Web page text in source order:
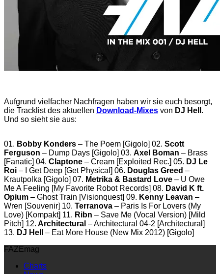
Aufgrund vielfacher Nachfragen haben wir sie euch besorgt,
die Tracklist des aktuellen Download-Mixes von DJ Hell .
Und so sieht sie aus:
01. Bobby Konders – The Poem [Gigolo] 02. Scott
Ferguson – Dump Days [Gigolo] 03. Axel Boman – Brass
[Fanatic] 04. Claptone – Cream [Exploited Rec.] 05. DJ Le
Roi – I Get Deep [Get Physical] 06. Douglas Greed –
Krautpolka [Gigolo] 07. Metrika & Bastard Love – U Owe
Me A Feeling [My Favorite Robot Records] 08. David K ft.
Opium – Ghost Train [Visionquest] 09. Kenny Leavan –
Wren [Souvenir] 10. Terranova – Paris Is For Lovers (My
Love) [Kompakt] 11. Ribn – Save Me (Vocal Version) [Mild
Pitch] 12. Architectural – Architectural 04-2 [Architectural]
13. DJ Hell
– Eat More House (New Mix 2012) [Gigolo]
FAZEmag
Charts